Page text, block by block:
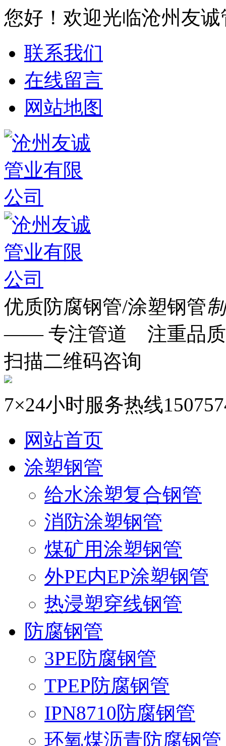
您好！欢迎光临沧州友
联系我们
在线留言
网站地图
优质防腐钢管/涂塑钢管
—— 专注管道 注重品
扫描二维码咨询
7×24小时服务热线
网站首页
涂塑钢管
给水涂塑复合钢管
消防涂塑钢管
煤矿用涂塑钢管
外PE内EP涂塑钢管
热浸塑穿线钢管
防腐钢管
3PE防腐钢管
TPEP防腐钢管
IPN8710防腐钢管
环氧煤沥青防腐钢管